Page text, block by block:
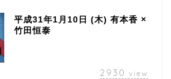
平成31年1月10日 (木) 有本香 ×
竹田恒泰
2930 view